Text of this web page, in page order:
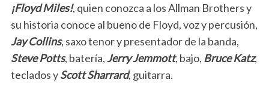
¡Floyd Miles!, quien conozca a los Allman Brothers y
su historia conoce al bueno de Floyd, voz y percusión,
Jay Collins, saxo tenor y presentador de la banda,
Steve Potts, batería, Jerry Jemmott, bajo, Bruce Katz,
teclados yScott Sharrard, guitarra.